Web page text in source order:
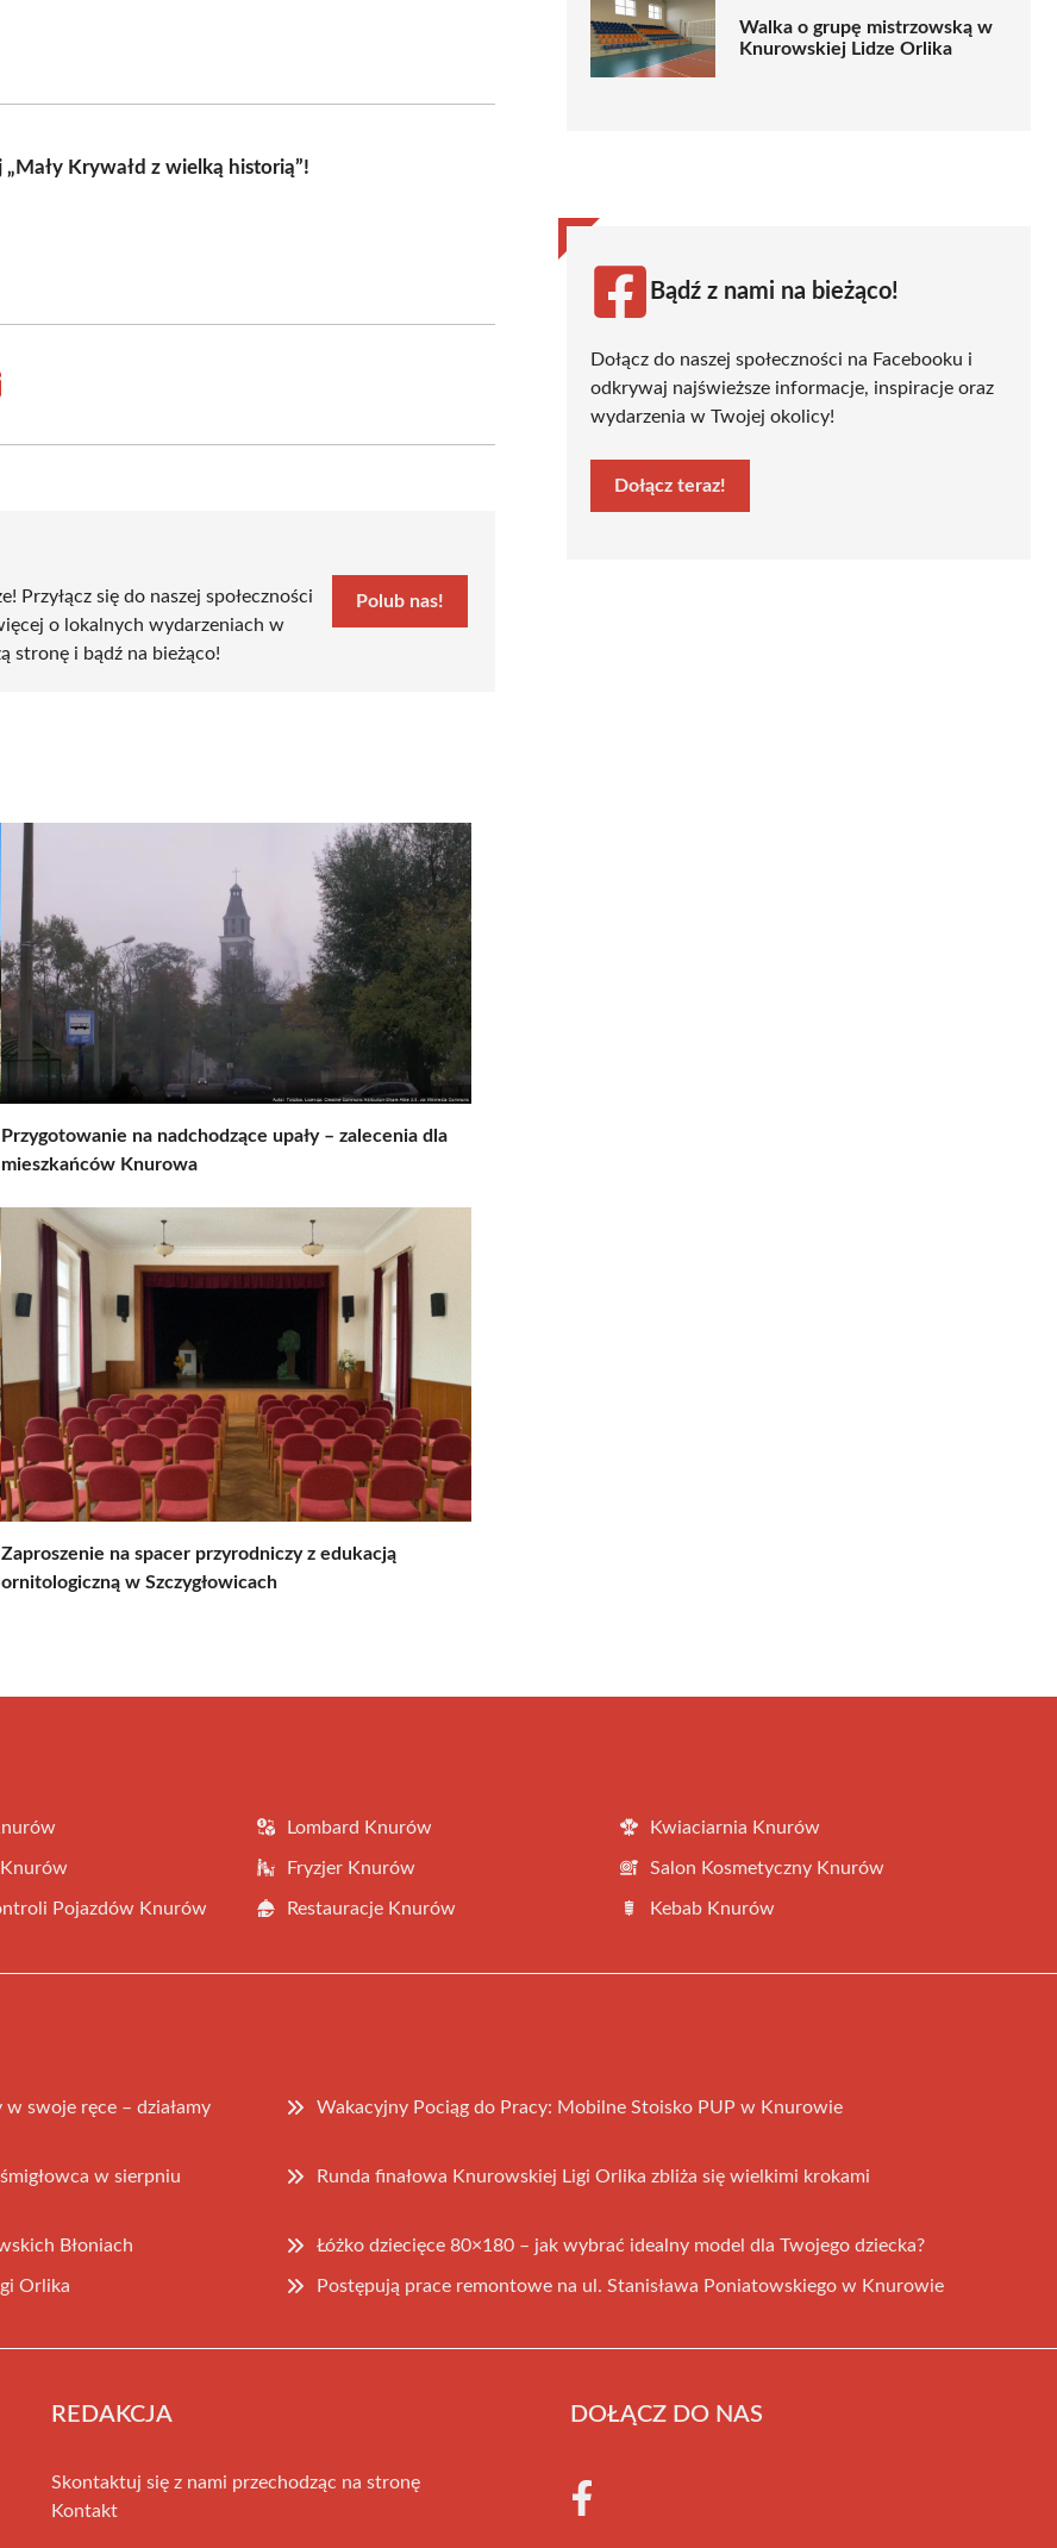
Krywałd z wielką historią”!
się do naszej społeczności
o lokalnych wydarzeniach w
stronę i bądź na bieżąco!
Polub nas!
Przygotowanie na nadchodzące upały – zalecenia dla
mieszkańców Knurowa
Zaproszenie na spacer przyrodniczy z edukacją
ornitologiczną w Szczygłowicach
Walka o grupę mistrzowską w
Knurowskiej Lidze Orlika
Bądź z nami na bieżąco!
Dołącz do naszej społeczności na Facebooku i
odkrywaj najświeższe informacje, inspiracje oraz
wydarzenia w Twojej okolicy!
Dołącz teraz!
Lombard Knurów Kwiaciarnia Knurów
Fryzjer Knurów Salon Kosmetyczny Knurów
Pojazdów Knurów Restauracje Knurów Kebab Knurów
swoje ręce – działamy
Wakacyjny Pociąg do Pracy: Mobilne Stoisko PUP w Knurowie
w sierpniu
Runda finałowa Knurowskiej Ligi Orlika zbliża się wielkimi krokami
Błoniach Łóżko dziecięce 80×180 – jak wybrać idealny model dla Twojego dziecka?
Orlika Postępują prace remontowe na ul. Stanisława Poniatowskiego w Knurowie
REDAKCJA
Skontaktuj się z nami przechodząc na stronę
Kontakt
DOŁĄCZ DO NAS